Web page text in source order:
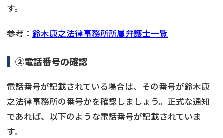
す。
参考： 鈴木康之法律事務所所属弁護士一覧
②電話番号の確認
電話番号が記載されている場合は、その番号が鈴木康
之法律事務所の番号かを確認しましょう。正式な通知
であれば、以下のような電話番号が記載されていま
す。